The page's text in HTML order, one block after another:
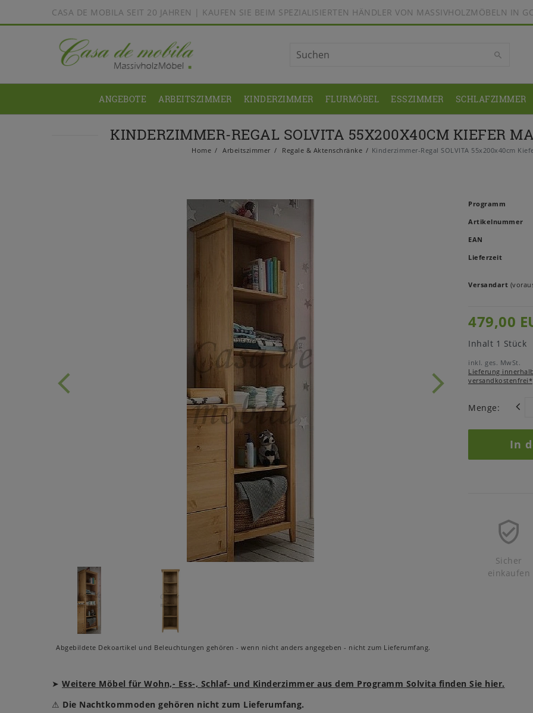
CASA DE MOBILA SEIT 20 JAHREN | KAUFEN SIE BEIM SPEZIALISIERTEN HÄNDLER VON MASSIVHOLZMÖBELN IN
ANGEBOTE ARBEITSZIMMER KINDERZIMMER FLURMÖBEL ESSZIMMER SCHLAFZIMMER
KINDERZIMMER-REGAL SOLVITA 55X200X40CM KIEFER
Home Arbeitszimmer Regale & Aktenschränke Kinderzimmer-Regal SOLVITA 55x200x40cm
Abgebildete Dekoartikel und Beleuchtungen gehören - wenn nicht anders angegeben - nicht zum Lieferumfang.
Programm
Artikelnummer
EAN
Lieferzeit
Versandart
479,00
Inhalt 1 Stück
inkl. ges. MwSt.
Lieferung
versandkostenfrei*
Menge:
In
Sicher
einkaufen
➤ Weitere Möbel für Wohn,- Ess-, Schlaf- und Kinderzimmer aus dem Programm Solvita finden Sie hier.
⚠ Die Nachtkommoden gehören nicht zum Lieferumfang.